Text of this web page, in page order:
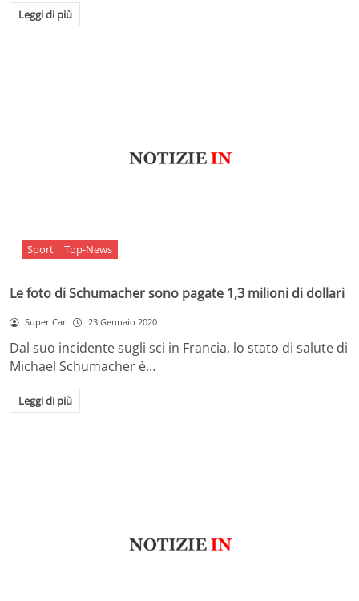
Leggi di più
Sport Top-News
Le foto di Schumacher sono pagate 1,3 milioni di dollari
Super Car 23 Gennaio 2020
Dal suo incidente sugli sci in Francia, lo stato di salute di
Michael Schumacher è…
Leggi di più